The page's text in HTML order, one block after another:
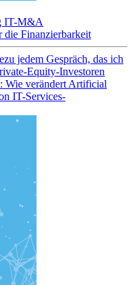
IT-M&A
die Finanzierbarkeit
jedem Gespräch, das ich
Equity-Investoren
Wie verändert Artificial
IT-Services-